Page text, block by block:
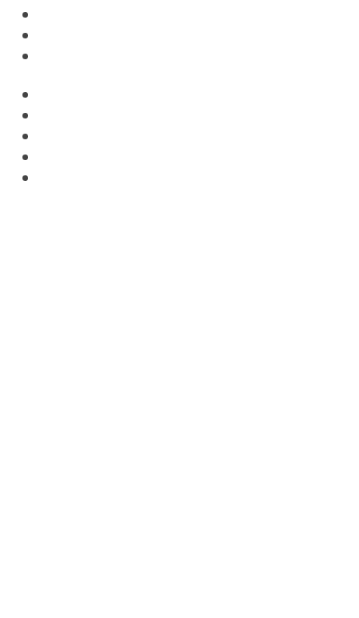
betbox
melbet
madridbet